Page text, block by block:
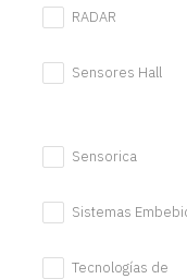
RADAR
Sensores Hall
Sensorica
Sistemas
Tecnologías de